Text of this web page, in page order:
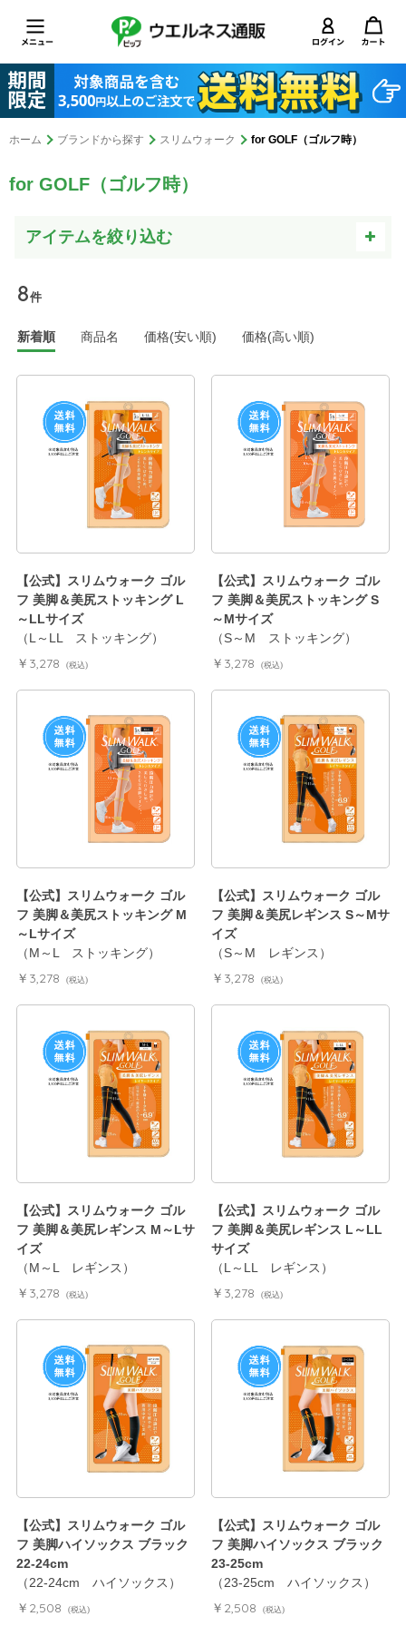
ホーム ブランドから探す スリムウォーク for GOLF（ゴルフ時）
for GOLF（ゴルフ時）
8件
新着順 商品名 価格(安い順) 価格(高い順)
【公式】スリムウォーク ゴル
フ 美脚＆美尻ストッキング L
～LLサイズ
（L～LL ストッキング）
￥3,278 (税込)
【公式】スリムウォーク ゴル
フ 美脚＆美尻ストッキング S
～Mサイズ
（S～M ストッキング）
￥3,278 (税込)
【公式】スリムウォーク ゴル
フ 美脚＆美尻ストッキング M
～Lサイズ
（M～L ストッキング）
￥3,278 (税込)
【公式】スリムウォーク ゴル
フ 美脚＆美尻レギンス S～Mサ
イズ
（S～M レギンス）
￥3,278 (税込)
【公式】スリムウォーク ゴル
フ 美脚＆美尻レギンス M～Lサ
イズ
（M～L レギンス）
￥3,278 (税込)
【公式】スリムウォーク ゴル
フ 美脚＆美尻レギンス L～LL
サイズ
（L～LL レギンス）
￥3,278 (税込)
【公式】スリムウォーク ゴル
フ 美脚ハイソックス ブラック
22-24cm
（22-24cm ハイソックス）
￥2,508 (税込)
【公式】スリムウォーク ゴル
フ 美脚ハイソックス ブラック
23-25cm
（23-25cm ハイソックス）
￥2,508 (税込)